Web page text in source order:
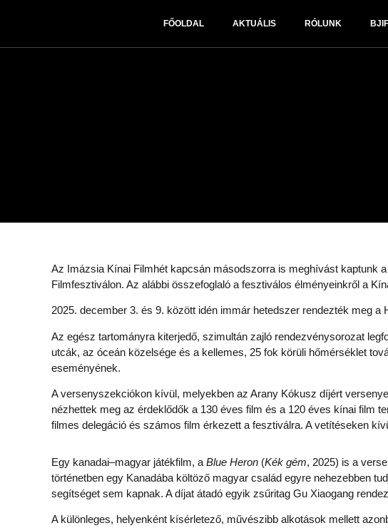
FŐOLDAL AKTUÁLIS RÓLUNK
Az Imázsia Kínai Filmhét kapcsán másodszorra is meghívást kaptunk
Filmfesztiválon. Az alábbi összefoglaló a fesztiválos élményeinkről a
2025. december 3. és 9. között idén immár hetedszer rendezték meg a
Az egész tartományra kiterjedő, szimultán zajló rendezvénysorozat
utcák, az óceán közelsége és a kellemes, 25 fok körüli hőmérséklet
eseményének.
A versenyszekciókon kívül, melyekben az Arany Kókusz díjért
nézhettek meg az érdeklődők a 130 éves film és a 120 éves kínai film
filmes delegáció és számos film érkezett a fesztiválra. A vetítéseken
Egy kanadai–magyar játékfilm, a Blue Heron (Kék gém, 2025) is a
történetben egy Kanadába költöző magyar család egyre nehezebben
segítséget sem kapnak. A díjat átadó egyik zsűritag Gu Xiaogang
A különleges, helyenként kísérletező, művészibb alkotások mellett